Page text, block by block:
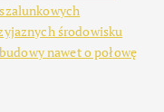
środowisku
nawet o połowę